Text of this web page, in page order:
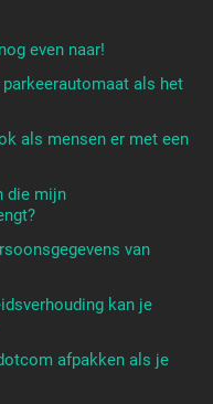
even naar!
als het
als mensen er met een
die mijn
van
kan je
afpakken als je